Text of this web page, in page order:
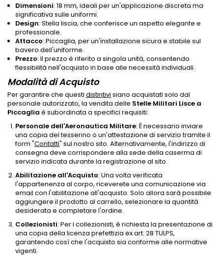
Dimensioni: 18 mm, ideali per un'applicazione discreta ma
significativa sulle uniformi.
Design: Stella liscia, che conferisce un aspetto elegante e
professionale.
Attacco: Piccaglia, per un'installazione sicura e stabile sul
bavero dell'uniforme.
Prezzo: Il prezzo è riferito a singola unità, consentendo
flessibilità nell'acquisto in base alle necessità individuali.
Modalità di Acquisto
Per garantire che questi distintivi siano acquistati solo dal
personale autorizzato, la vendita delle Stelle Militari Lisce a
Piccaglia è subordinata a specifici requisiti:
Personale dell'Aeronautica Militare: È necessario inviare
una copia del tesserino o un'attestazione di servizio tramite il
form "Contatti" sul nostro sito. Alternativamente, l'indirizzo di
consegna deve corrispondere alla sede della caserma di
servizio indicata durante la registrazione al sito.
Abilitazione all'Acquisto: Una volta verificata
l'appartenenza al corpo, riceverete una comunicazione via
email con l'abilitazione all'acquisto. Solo allora sarà possibile
aggiungere il prodotto al carrello, selezionare la quantità
desiderata e completare l'ordine.
Collezionisti: Per i collezionisti, è richiesta la presentazione di
una copia della licenza prefettizia ex art. 28 TULPS,
garantendo così che l'acquisto sia conforme alle normative
vigenti.